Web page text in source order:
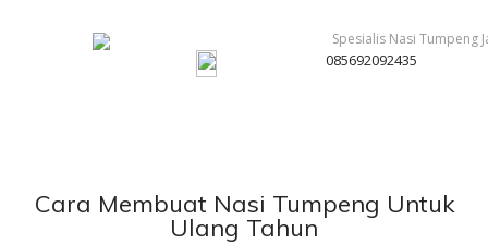
085692092435
Cara Membuat Nasi Tumpeng Untuk
Ulang Tahun